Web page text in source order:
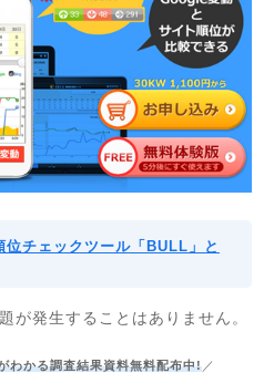
チェックツール「BULL」と
が発生することはありません。
わかる調査結果資料無料配布中!／